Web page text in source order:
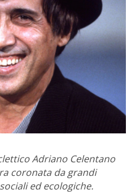
Adriano Celentano
coronata da grandi
ed ecologiche.